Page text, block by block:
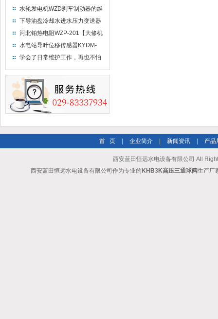
水轮发电机WZD刹车制动器的维
护和使用
下导油盘冷却水进水压力变送器
YSB-5600S技术要求
河北铂热电阻WZP-201【大修机
组下导瓦】
水电站导叶位移传感器KYDM-
LF1V0110-0250MS0T
学会了日常维护工作，再也不怕
问题的产生了
首 页 企业简介 新闻资讯 产品
西安蓝田恒远水电设备有限公司 All
西安蓝田恒远水电设备有限公司作为专业的 KHB3K高压三通球阀生产厂